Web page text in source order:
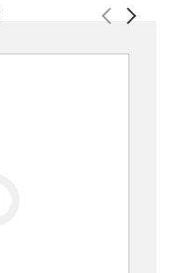
Previous
Next